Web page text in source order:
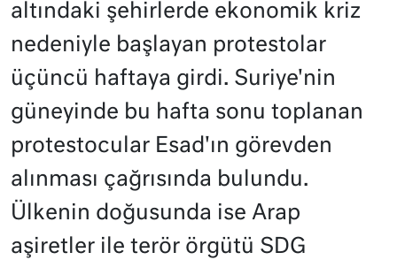
altındaki şehirlerde ekonomik kriz
nedeniyle başlayan protestolar
üçüncü haftaya girdi. Suriye'nin
güneyinde bu hafta sonu toplanan
protestocular Esad'ın görevden
alınması çağrısında bulundu.
Ülkenin doğusunda ise Arap
aşiretler ile terör örgütü SDG